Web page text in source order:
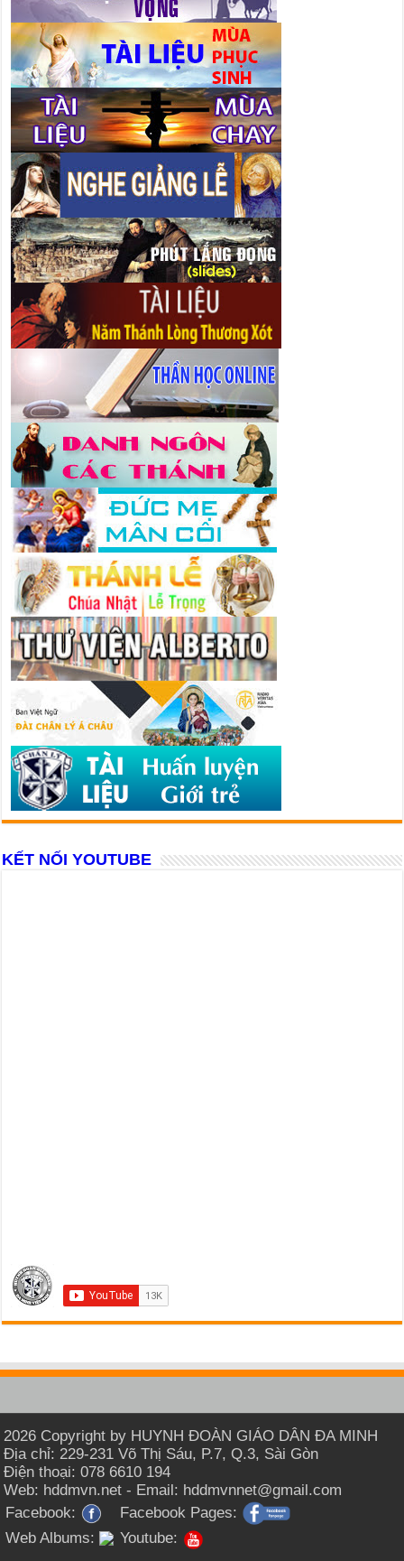
KẾT NỐI YOUTUBE
2026 Copyright by HUYNH ĐOÀN GIÁO DÂN ĐA MINH
Địa chỉ: 229-231 Võ Thị Sáu, P.7, Q.3, Sài Gòn
Điện thoại: 078 6610 194
Web: hddmvn.net - Email: hddmvnnet@gmail.com
Facebook:
Facebook Pages:
Web Albums:
Youtube: